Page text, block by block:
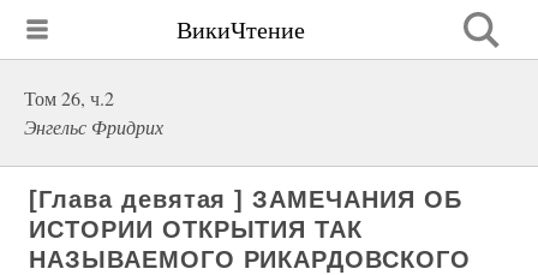
ВикиЧтение
Том 26, ч.2
Энгельс Фридрих
[Глава девятая ] ЗАМЕЧАНИЯ ОБ
ИСТОРИИ ОТКРЫТИЯ ТАК
НАЗЫВАЕМОГО РИКАРДОВСКОГО